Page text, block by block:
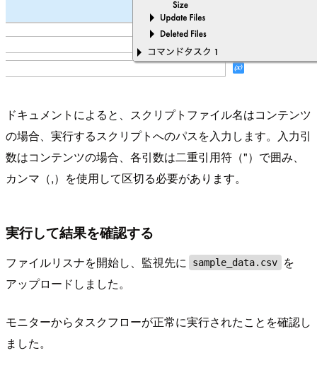
ドキュメントによると、スクリプトファイル名はコンテンツ
の場合、実行するスクリプトへのパスを入力します。入力引
数はコンテンツの場合、各引数は二重引用符（"）で囲み、
カンマ（,）を使用して区切る必要があります。
実行して結果を確認する
ファイルリスナを開始し、監視先に sample_data.csv
を
アップロードしました。
モニターからタスクフローが正常に実行されたことを確認し
ました。